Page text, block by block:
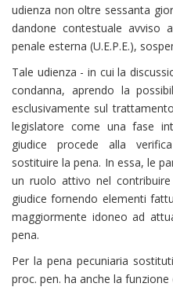
udienza non oltre sessanta
dandone contestuale avviso
penale esterna (U.E.P.E.),
Tale udienza - in cui la
condanna, aprendo la
esclusivamente sul
legislatore come una fase
giudice procede alla
sostituire la pena. In essa, le
un ruolo attivo nel
giudice fornendo elementi
maggiormente idoneo ad
pena.
Per la pena pecuniaria
proc. pen. ha anche la